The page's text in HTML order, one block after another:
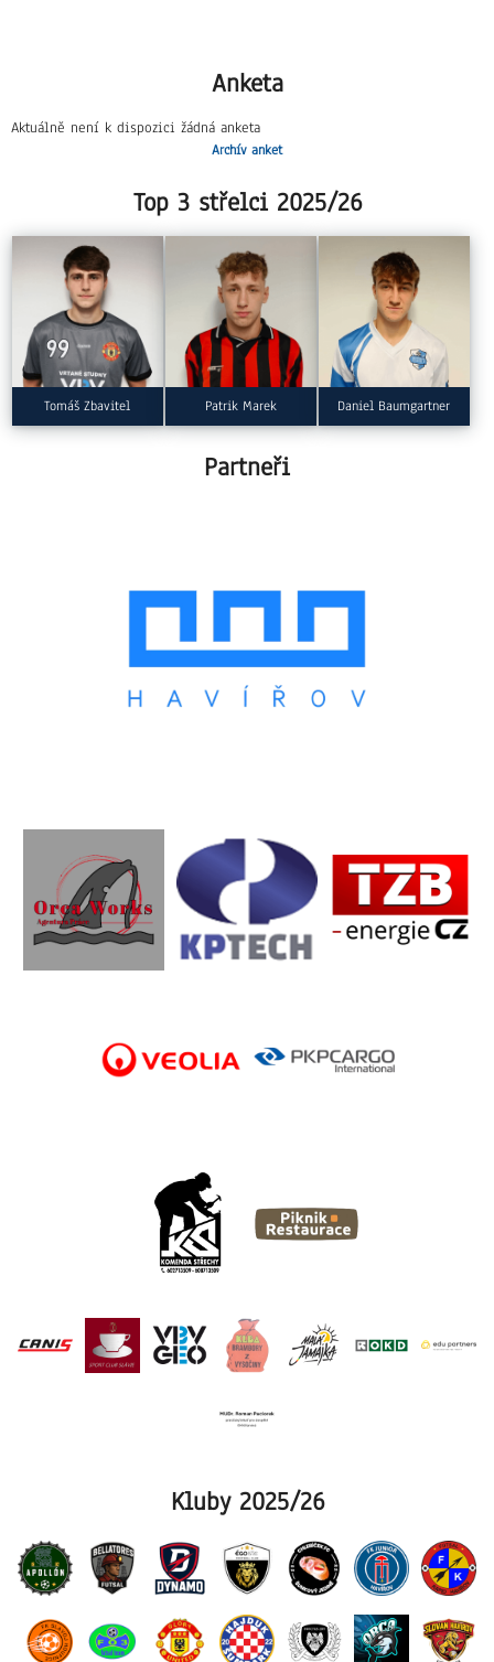
Anketa
Aktuálně není k dispozici žádná anketa
Archív anket
Top 3 střelci 2025/26
Tomáš Zbavitel Patrik Marek Daniel Baumgartner
Partneři
Kluby 2025/26